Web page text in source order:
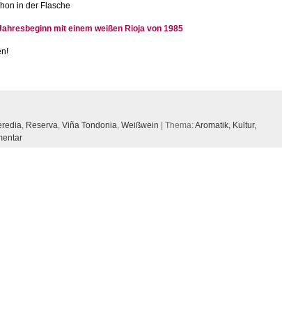
in der Flasche
mit einem weißen Rioja von 1985
, Reserva, Viña Tondonia, Weißwein | Thema:Aromatik, Kultur,